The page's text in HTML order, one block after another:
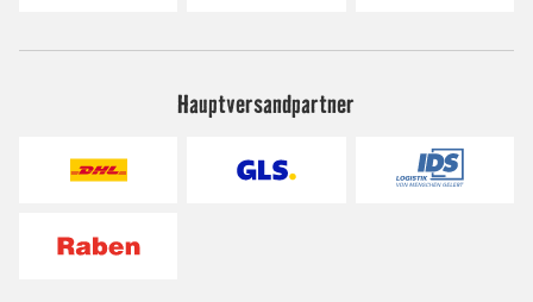
Hauptversandpartner